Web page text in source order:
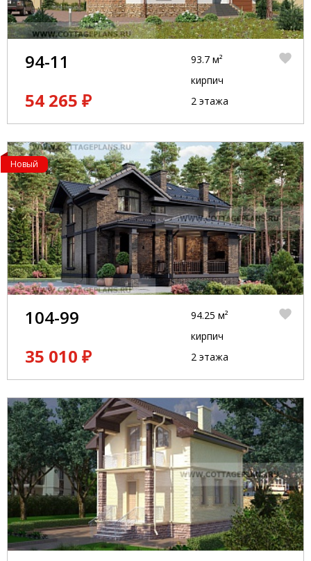
94-11
54 265 ₽
93.7 м²
кирпич
2 этажа
Новый
104-99
35 010 ₽
94.25 м²
кирпич
2 этажа